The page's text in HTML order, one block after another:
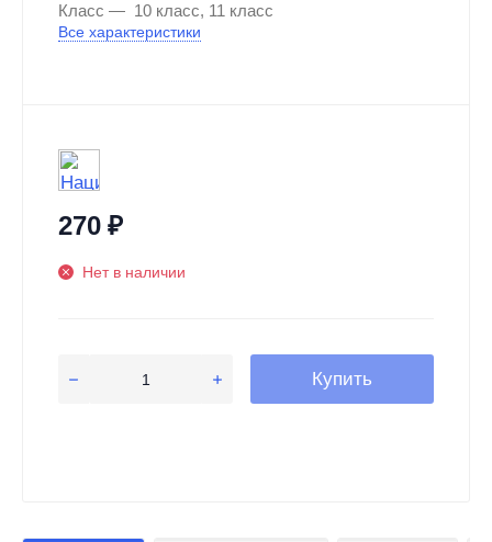
Класс
10 класс, 11 класс
Все характеристики
270₽
Нет в наличии
Купить